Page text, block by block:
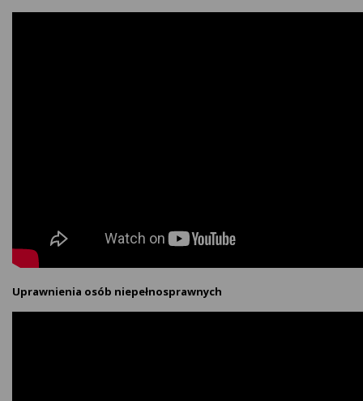
Uprawnienia osób niepełnosprawnych